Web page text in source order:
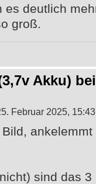
es deutlich
groß.
Akku)
Februar 2025, 15:43
sind das